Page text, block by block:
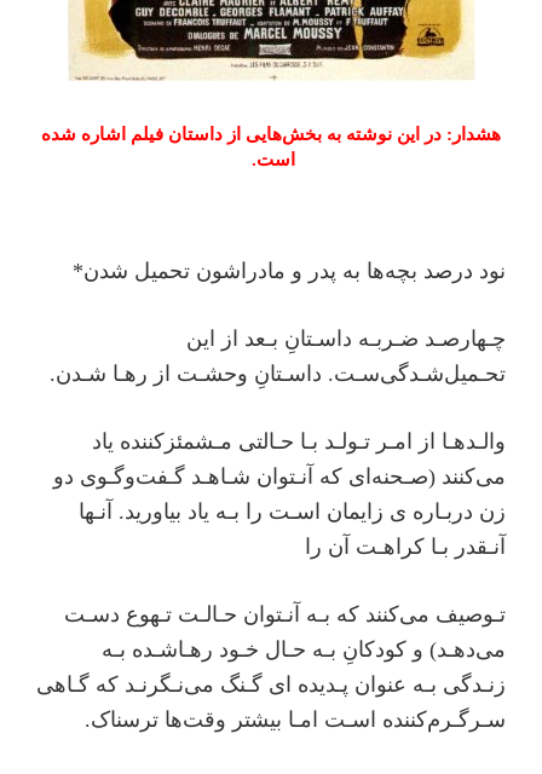
هشدار: در این نوشته به بخش‌هایی از داستان فیلم اشاره شده
است.
نود درصد بچه‌ها به پدر و مادراشون تحمیل شدن*
ﭼـﻬﺎرﺻـﺪ ﺿـﺮﺑـﻪ داﺳـﺘﺎنِ ﺑـﻌﺪ از اﯾﻦ
ﺗﺤـﻤﯿﻞﺷـﺪﮔﯽﺳـﺖ. داﺳـﺘﺎنِ وﺣﺸـﺖ از رﻫـﺎ ﺷـﺪن.
واﻟـﺪﻫـﺎ از اﻣـﺮ ﺗـﻮﻟـﺪ ﺑـﺎ ﺣـﺎﻟﺘﯽ ﻣـﺸﻤﺌﺰﮐﻨﻨﺪه ﯾﺎد
ﻣﯽﮐﻨﻨﺪ (ﺻـﺤﻨﻪای ﮐﻪ آﻧـﺘﻮان ﺷـﺎﻫـﺪ ﮔـﻔﺖوﮔـﻮی دو
زن درﺑـﺎره ی زاﯾﻤﺎن اﺳـﺖ را ﺑـﻪ ﯾﺎد ﺑﯿﺎورﯾﺪ. آﻧـﻬﺎ
آﻧـﻘﺪر ﺑـﺎ ﮐﺮاﻫـﺖ آن را
ﺗـﻮﺻﯿﻒ ﻣﯽﮐﻨﻨﺪ ﮐﻪ ﺑـﻪ آﻧـﺘﻮان ﺣـﺎﻟـﺖ ﺗـﻬﻮع دﺳـﺖ
ﻣﯽدﻫـﺪ) و ﮐﻮدﮐﺎنِ ﺑـﻪ ﺣـﺎل ﺧـﻮد رﻫـﺎﺷـﺪه ﺑـﻪ
زﻧـﺪﮔﯽ ﺑـﻪ عنوان ﭘـﺪﯾﺪه ای ﮔـﻨﮓ ﻣﯽﻧـﮕﺮﻧـﺪ ﮐﻪ ﮔـﺎﻫﯽ
ﺳـﺮﮔـﺮمﮐﻨﻨﺪه اﺳـﺖ اﻣـﺎ ﺑﯿﺸﺘﺮ وﻗﺖﻫﺎ ﺗﺮﺳﻨﺎک.